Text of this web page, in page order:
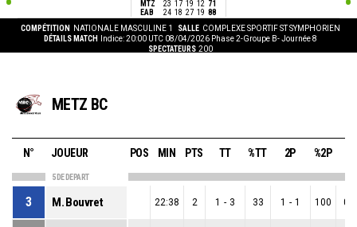
MTZ 23 17 19 12 71
EAB
24 18 27 19 88
COMPÉTITION NATIONALE MASCULINE 1 SALLE COMPLEXE SPORTIF ST SYMPHORIEN
DÉTAILS MATCH
Indice: 20:00 UTC 08/04/2026 Phase 2-Groupe B- Journée 8
SPECTATEURS 200
METZ BC
N° JOUEUR POS MIN PTS TT %TT 2P %2P
5 DE DEPART
3 M. Bouvret 22:38 2 1 - 3 33 1 - 1 100 0